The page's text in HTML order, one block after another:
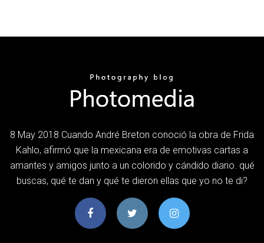
8 May 2018 Cuando André Breton conoció la obra de Frida
Kahlo, afirmó que la mexicana era de emotivas cartas a
amantes y amigos junto a un colorido y cándido diario. qué
buscas, qué te dan y qué te dieron ellas que yo no te di?